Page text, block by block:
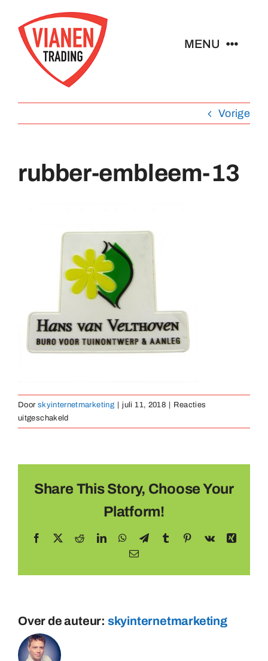
naar
inhoud
MENU
Pins
Schlüsselanhänger
Magnete
Vorige
rubber-embleem-13
Door skyinternetmarketing | juli 11, 2018 | Reacties
uitgeschakeldvoor
rubber-
Share This Story, Choose Your
Platform!
Facebook RedditLinkedInWhatsApp
TelegramTumblr Pinterest
Vk
Xing
E-
Over de auteur: skyinternetmarketing